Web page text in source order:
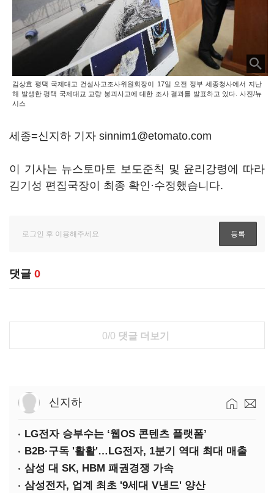
김상효 평택 국제대교 건설사고조사위원회장이 17일 오전 정부 세종청사에서 지난
해 발생한 평택 국제대교 교량 붕괴사고에 대한 조사 결과를 발표하고 있다. 사진/뉴
시스
세종=신지하 기자 sinnim1@etomato.com
이 기사는 뉴스토마토 보도준칙 및 윤리강령에 따라
김기성 편집국장이 최종 확인·수정했습니다.
댓글 0
0/0 댓글 더보기
신지하
LG전자 승부수는 ‘웹OS 콘텐츠 플랫폼’
B2B·구독 '활활'…LG전자, 1분기 역대 최대 매출
삼성 대 SK, HBM 패권경쟁 가속
삼성전자, 업계 최초 '9세대 V낸드' 양산